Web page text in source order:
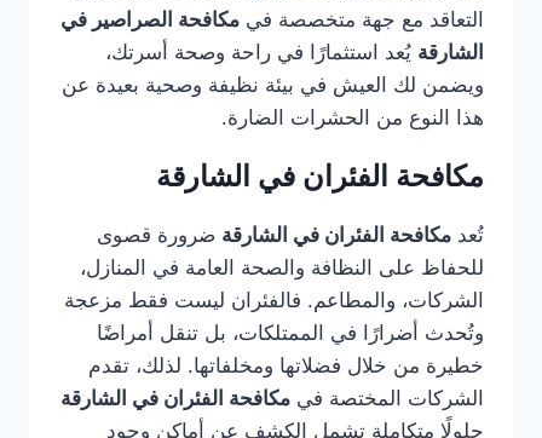
التعاقد مع جهة متخصصة في مكافحة الصراصير في
الشارقة يُعد استثمارًا في راحة وصحة أسرتك،
ويضمن لك العيش في بيئة نظيفة وصحية بعيدة عن
هذا النوع من الحشرات الضارة.
مكافحة الفئران في الشارقة
تُعد مكافحة الفئران في الشارقة ضرورة قصوى
للحفاظ على النظافة والصحة العامة في المنازل،
الشركات، والمطاعم. فالفئران ليست فقط مزعجة
وتُحدث أضرارًا في الممتلكات، بل تنقل أمراضًا
خطيرة من خلال فضلاتها ومخلفاتها. لذلك، تقدم
الشركات المختصة في مكافحة الفئران في الشارقة
حلولًا متكاملة تشمل الكشف عن أماكن وجود